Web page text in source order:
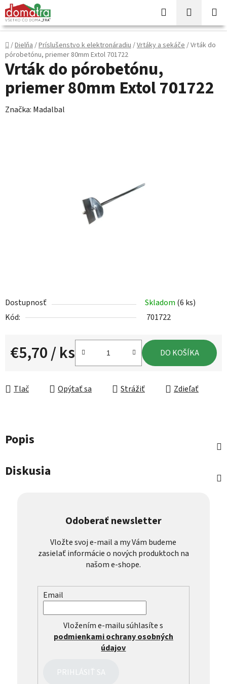
Prejsť
na
obsah
Hľadať
KOŠÍK
Domov
/Dielňa/Príslušenstvo k elektronáradiu/Vrtáky a sekáče/Vrták do
pórobetónu, priemer 80mm Extol 701722
Dostupnosť Skladom (6 ks)
Kód:
701722
€5,70/ ks DO KOŠÍKA
Tlač Opýtať sa Strážiť Zdieľať
Vrták do pórobetónu,
priemer 80mm Extol 701722
Značka: Madalbal
Popis
Diskusia
Odoberať newsletter
Vložte svoj e-mail a my Vám budeme
zasielať informácie o nových produktoch na
našom e-shope.
Email
Vložením e-mailu súhlasíte s
podmienkami ochrany osobných
údajov
PRIHLÁSIŤ SA